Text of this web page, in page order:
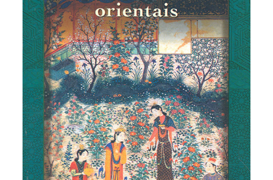
“A fantasia do xeque”, “O domador de elefantes”,
“O problema dos dez mil dinares” e muitas outras.